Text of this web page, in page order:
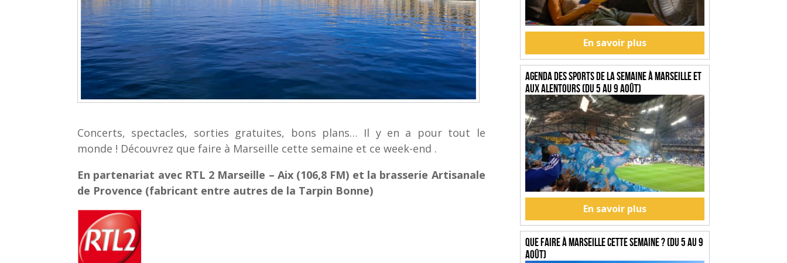
Concerts, spectacles, sorties gratuites, bons plans… Il y en a pour tout le
monde ! Découvrez que faire à Marseille cette semaine et ce week-end .
En partenariat avec RTL 2 Marseille – Aix (106,8 FM) et la brasserie Artisanale
de Provence (fabricant entre autres de la Tarpin Bonne)
En savoir plus
Agenda des sports de la semaine à Marseille et
aux alentours (du 5 au 9 août)
En savoir plus
Que faire à Marseille cette semaine ? (du 5 au 9
août)